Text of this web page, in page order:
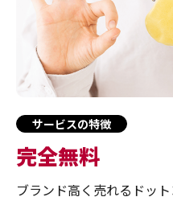
サービスの特徴
完全無料
ブランド高く売れるドット